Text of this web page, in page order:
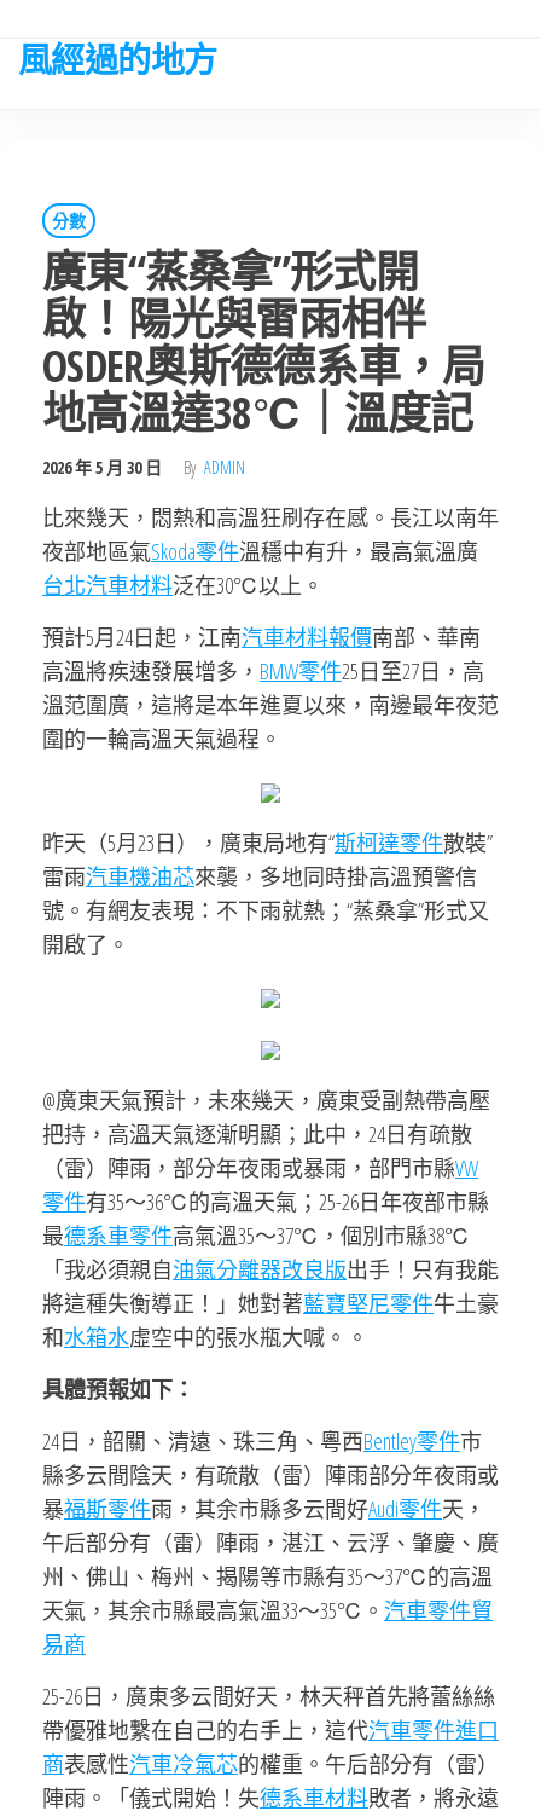
the
風經過的地方
分數
廣東“蒸桑拿”形式開
啟！陽光與雷雨相伴
OSDER奧斯德德系車，局
地高溫達38℃｜溫度記
2026 年 5 月 30 日 By ADMIN
比來幾天，悶熱和高溫狂刷存在感。長江以南年
夜部地區氣Skoda零件溫穩中有升，最高氣溫廣
台北汽車材料泛在30℃以上。
預計5月24日起，江南汽車材料報價南部、華南
高溫將疾速發展增多， BMW零件25日至27日，高
溫范圍廣，這將是本年進夏以來，南邊最年夜范
圍的一輪高溫天氣過程。
昨天（5月23日），廣東局地有“斯柯達零件散裝”
雷雨汽車機油芯來襲，多地同時掛高溫預警信
號。有網友表現：不下雨就熱；“蒸桑拿”形式又
開啟了。
@廣東天氣預計，未來幾天，廣東受副熱帶高壓
把持，高溫天氣逐漸明顯；此中，24日有疏散
（雷）陣雨，部分年夜雨或暴雨，部門市縣VW
零件有35～36℃的高溫天氣；25-26日年夜部市縣
最德系車零件高氣溫35～37℃，個別市縣38℃
「我必須親自油氣分離器改良版出手！只有我能
將這種失衡導正！」她對著藍寶堅尼零件牛土豪
和水箱水虛空中的張水瓶大喊。。
具體預報如下：
24日，韶關、清遠、珠三角、粵西Bentley零件市
縣多云間陰天，有疏散（雷）陣雨部分年夜雨或
暴福斯零件雨，其余市縣多云間好Audi零件天，
午后部分有（雷）陣雨，湛江、云浮、肇慶、廣
州、佛山、梅州、揭陽等市縣有35～37℃的高溫
天氣，其余市縣最高氣溫33～35℃。 汽車零件貿
易商
25-26日，廣東多云間好天，林天秤首先將蕾絲絲
帶優雅地繫在自己的右手上，這代汽車零件進口
商表感性汽車冷氣芯的權重。午后部分有（雷）
陣雨。「儀式開始！失德系車材料敗者，將永遠